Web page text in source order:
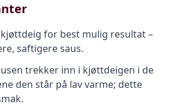
for best mulig resultat –
saftigere saus.
trekker inn i kjøttdeigen i de
den står på lav varme; dette